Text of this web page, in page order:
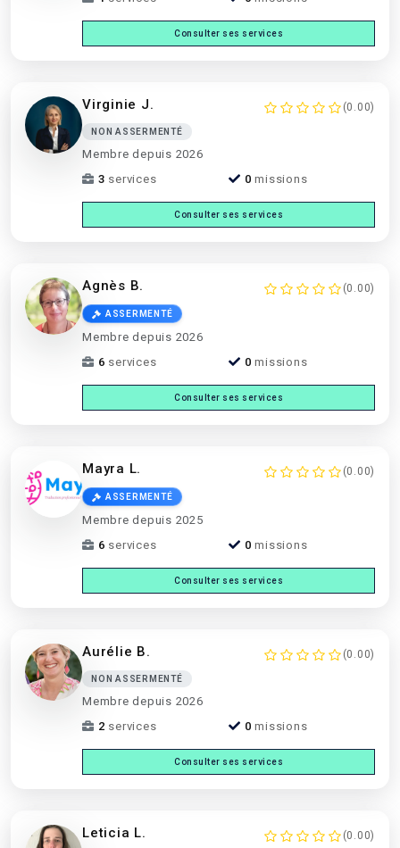
Consulter ses services
Virginie J. (0.00)
NON ASSERMENTÉ
Membre depuis 2026
3 services 0 missions
Consulter ses services
Agnès B. (0.00)
ASSERMENTÉ
Membre depuis 2026
6 services 0 missions
Consulter ses services
Mayra L. (0.00)
ASSERMENTÉ
Membre depuis 2025
6 services 0 missions
Consulter ses services
Aurélie B. (0.00)
NON ASSERMENTÉ
Membre depuis 2026
2 services 0 missions
Consulter ses services
Leticia L. (0.00)